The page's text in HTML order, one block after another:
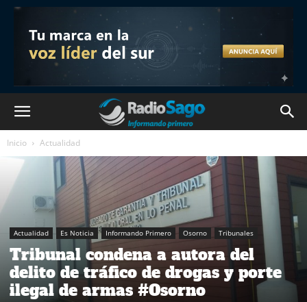
Inicio Actualidad
Actualidad Es Noticia Informando Primero Osorno Tribunales
Tribunal condena a autora del
delito de tráfico de drogas y porte
ilegal de armas #Osorno